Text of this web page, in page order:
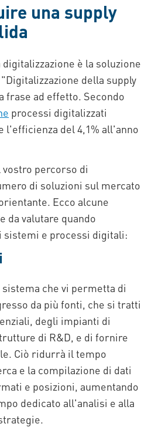
una supply
è la soluzione
della supply
frase ad effetto. Secondo
processi digitalizzati
l'efficienza del 4,1% all'anno
percorso di
di soluzioni sul mercato
Ecco alcune
da valutare quando
sistemi e processi digitali:
che vi permetta di
da più fonti, che si tratti
degli impianti di
di R&D, e di fornire
Ciò ridurrà il tempo
e la compilazione di dati
e posizioni, aumentando
dedicato all'analisi e alla